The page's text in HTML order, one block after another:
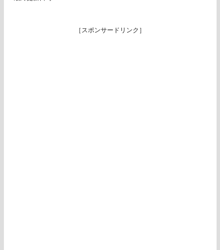
［スポンサードリンク］